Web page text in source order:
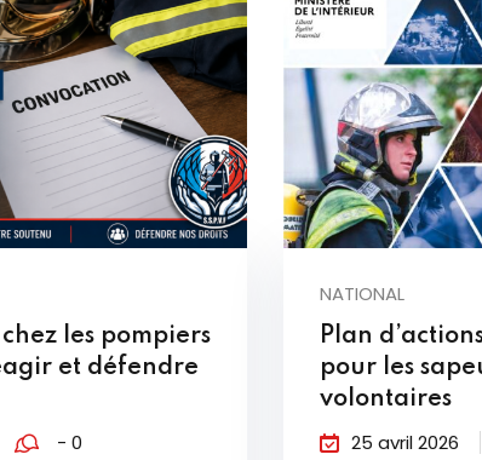
les pompiers
et défendre
- 0
NATIONAL
Plan
pour les
volontaires
25 avril 2026